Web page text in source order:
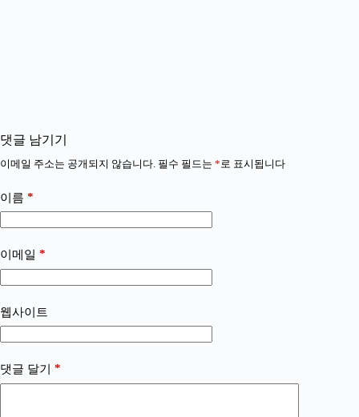
댓글 남기기
이메일 주소는 공개되지 않습니다. 필수 필드는 * 로 표시됩니다
이름 *
이메일 *
웹사이트
댓글 달기 *